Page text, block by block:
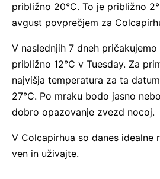
približno 20°C. To je približno
avgust povprečjem za
V naslednjih 7 dneh
približno 12°C v Tuesday. Za
najvišja temperatura za ta
27°C. Po mraku bodo jasno
dobro opazovanje zvezd nocoj.
V Colcapirhua so danes
ven in uživajte.